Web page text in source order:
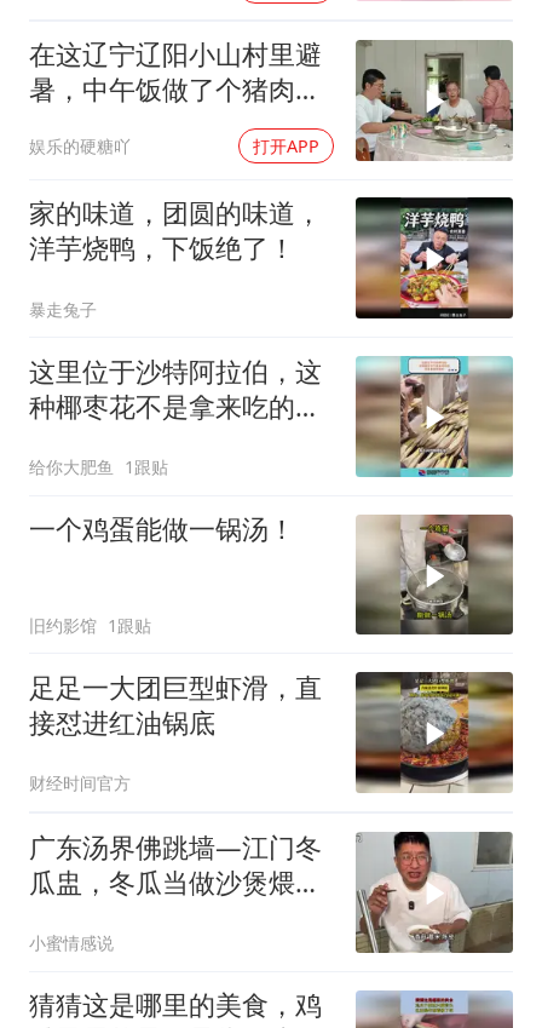
在这辽宁辽阳小山村里避
暑，中午饭做了个猪肉，
娱乐的硬糖吖 打开APP
家的味道，团圆的味道，
洋芋烧鸭，下饭绝了！
暴走兔子
这里位于沙特阿拉伯，这
种椰枣花不是拿来吃的，
给你大肥鱼 1跟贴
一个鸡蛋能做一锅汤！
旧约影馆 1跟贴
足足一大团巨型虾滑，直
接怼进红油锅底
财经时间官方
广东汤界佛跳墙—江门冬
瓜盅，冬瓜当做沙煲煨
小蜜情感说
猜猜这是哪里的美食，鸡